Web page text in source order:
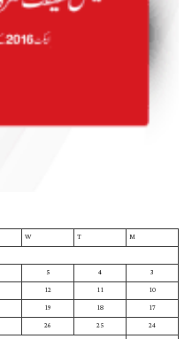
M
T
W
3
4
5
10
11
12
17
18
19
24
25
26